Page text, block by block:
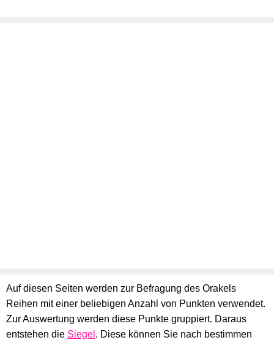
Auf diesen Seiten werden zur Befragung des Orakels
Reihen mit einer beliebigen Anzahl von Punkten verwendet.
Zur Auswertung werden diese Punkte gruppiert. Daraus
entstehen die Siegel . Diese können Sie nach bestimmen